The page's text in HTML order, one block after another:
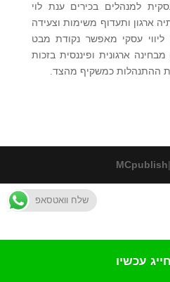
למנהלים בכירים ענת לוי
ארגון ותעדוף משימות וצעידה
ליווי עסקי מאפשר נקודת מבט
ארגונית ופיננסית בזכות
את ההתנהלות כמשקיף מהצד.
MCpublish
שלח וואטסאפ
חייג עכשיו